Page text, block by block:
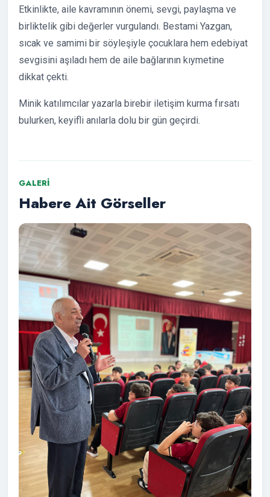
Etkinlikte, aile kavramının önemi, sevgi, paylaşma ve
birliktelik gibi değerler vurgulandı. Bestami Yazgan,
sıcak ve samimi bir söyleşiyle çocuklara hem edebiyat
sevgisini aşıladı hem de aile bağlarının kıymetine
dikkat çekti.
Minik katılımcılar yazarla birebir iletişim kurma fırsatı
bulurken, keyifli anılarla dolu bir gün geçirdi.
GALERI
Habere Ait Görseller